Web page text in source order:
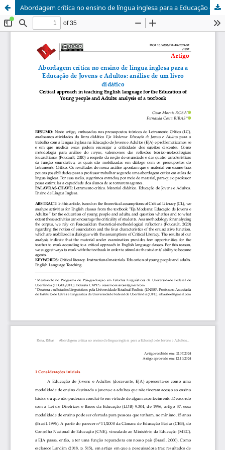
Abordagem crítica no ensino de língua inglesa para a Educação de Jovens e Adultos